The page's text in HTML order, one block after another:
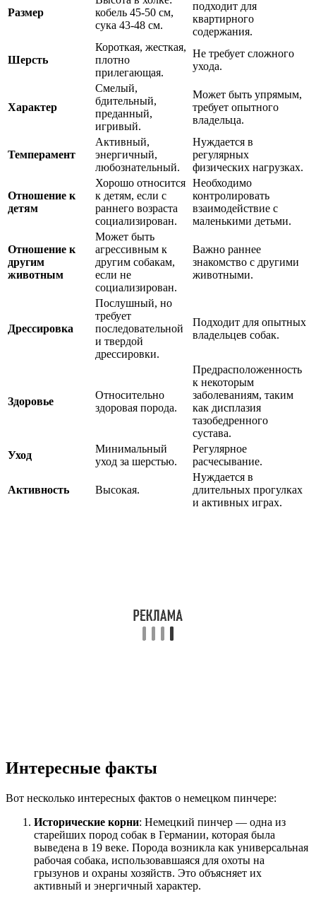
Размер
кобель 45-50 см,
сука 43-48 см.
подходит для
квартирного
содержания.
Шерсть
Короткая, жесткая,
плотно
прилегающая.
Не требует сложного
ухода.
Характер
Смелый,
бдительный,
преданный,
игривый.
Может быть упрямым,
требует опытного
владельца.
Темперамент
Активный,
энергичный,
любознательный.
Нуждается в
регулярных
физических нагрузках.
Отношение к
детям
Хорошо относится
к детям, если с
раннего возраста
социализирован.
Необходимо
контролировать
взаимодействие с
маленькими детьми.
Отношение к
другим
животным
Может быть
агрессивным к
другим собакам,
если не
социализирован.
Важно раннее
знакомство с другими
животными.
Дрессировка
Послушный, но
требует
последовательной
и твердой
дрессировки.
Подходит для опытных
владельцев собак.
Здоровье
Относительно
здоровая порода.
Предрасположенность
к некоторым
заболеваниям, таким
как дисплазия
тазобедренного
сустава.
Уход
Минимальный
уход за шерстью.
Регулярное
расчесывание.
Активность Высокая.
Нуждается в
длительных прогулках
и активных играх.
Интересные факты
Вот несколько интересных фактов о немецком пинчере:
Исторические корни: Немецкий пинчер — одна из
старейших пород собак в Германии, которая была
выведена в 19 веке. Порода возникла как универсальная
рабочая собака, использовавшаяся для охоты на
грызунов и охраны хозяйств. Это объясняет их
активный и энергичный характер.